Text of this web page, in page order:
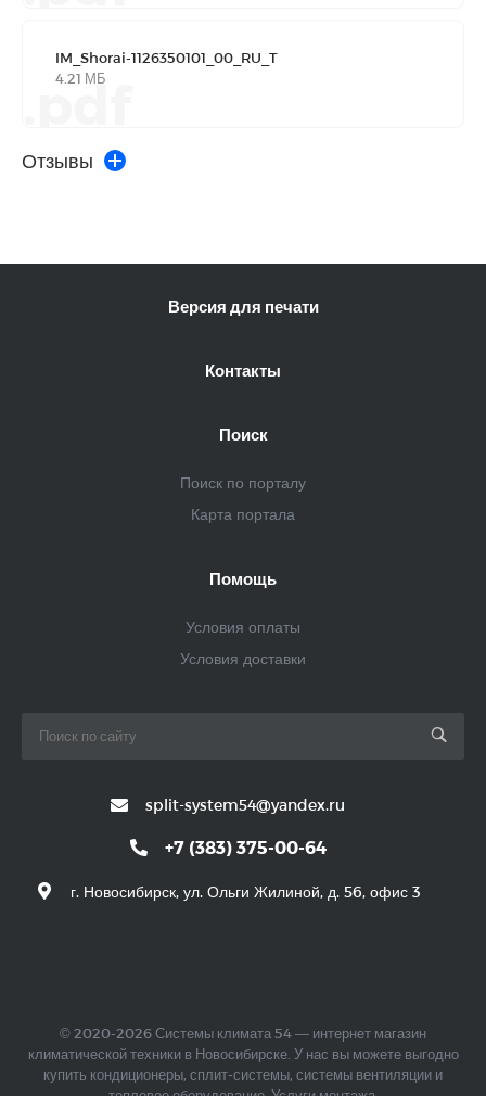
IM_Shorai-1126350101_00_RU_T
4.21 МБ
.pdf
Отзывы
Версия для печати
Контакты
Поиск
Поиск по порталу
Карта портала
Помощь
Условия оплаты
Условия доставки
split-system54@yandex.ru
+7 (383) 375-00-64
г. Новосибирск, ул. Ольги Жилиной, д. 56, офис 3
© 2020-2026 Системы климата 54 — интернет магазин
климатической техники в Новосибирске. У нас вы можете выгодно
купить кондиционеры, сплит-системы, системы вентиляции и